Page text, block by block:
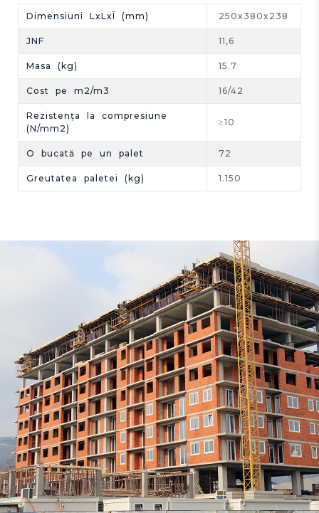
Dimensiuni LxLxÎ (mm) 250x380x238
JNF 11,6
Masa (kg) 15.7
Cost pe m2/m3 16/42
Rezistența la compresiune
(N/mm2)
≥10
O bucată pe un palet 72
Greutatea paletei (kg) 1.150